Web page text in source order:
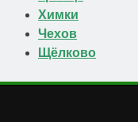
Химки
Чехов
Щёлково